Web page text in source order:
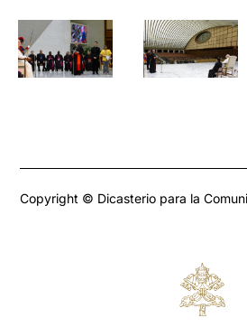
Copyright © Dicasterio para la